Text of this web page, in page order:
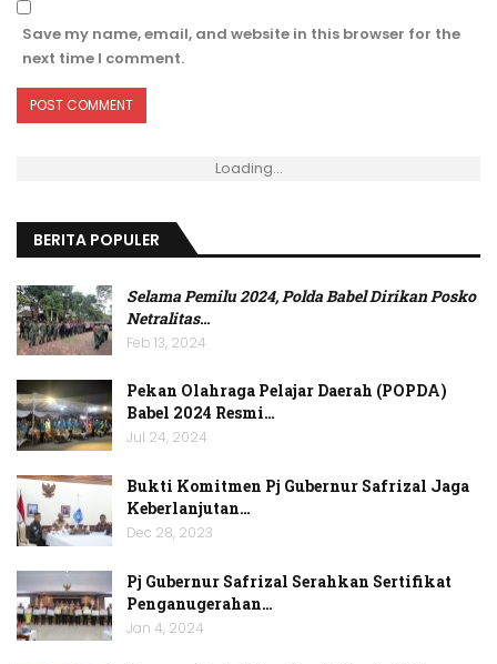
Save my name, email, and website in this browser for the
next time I comment.
Loading...
BERITA POPULER
Selama Pemilu 2024, Polda Babel Dirikan Posko
Netralitas…
Feb 13, 2024
Pekan Olahraga Pelajar Daerah (POPDA)
Babel 2024 Resmi…
Jul 24, 2024
Bukti Komitmen Pj Gubernur Safrizal Jaga
Keberlanjutan…
Dec 28, 2023
Pj Gubernur Safrizal Serahkan Sertifikat
Penganugerahan…
Jan 4, 2024